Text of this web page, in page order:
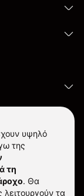
υψηλό
της
τη
. Θα
τα